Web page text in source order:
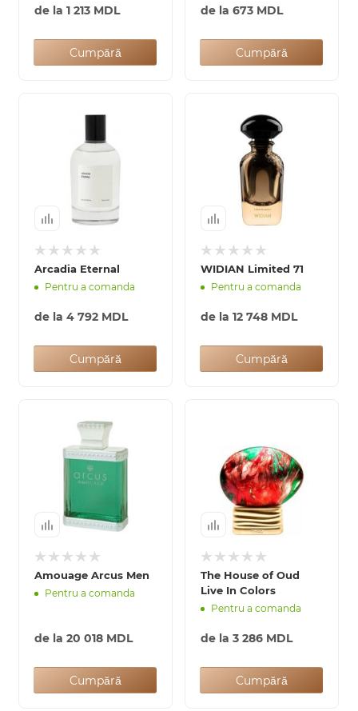
de la 1 213 MDL
Cumpără
de la 673 MDL
Cumpără
Arcadia Eternal
Pentru a comanda
de la 4 792 MDL
Cumpără
WIDIAN Limited 71
Pentru a comanda
de la 12 748 MDL
Cumpără
Amouage Arcus Men
Pentru a comanda
de la 20 018 MDL
Cumpără
The House of Oud
Live In Colors
Pentru a comanda
de la 3 286 MDL
Cumpără